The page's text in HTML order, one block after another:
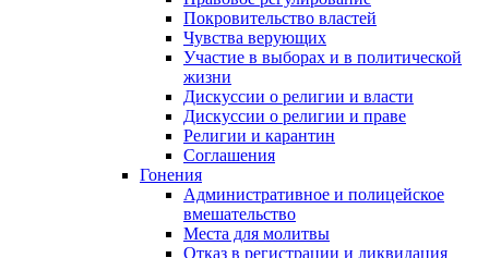
Покровительство властей
Чувства верующих
Участие в выборах и в политической
жизни
Дискуссии о религии и власти
Дискуссии о религии и праве
Религии и карантин
Соглашения
Гонения
Административное и полицейское
вмешательство
Места для молитвы
Отказ в регистрации и ликвидация